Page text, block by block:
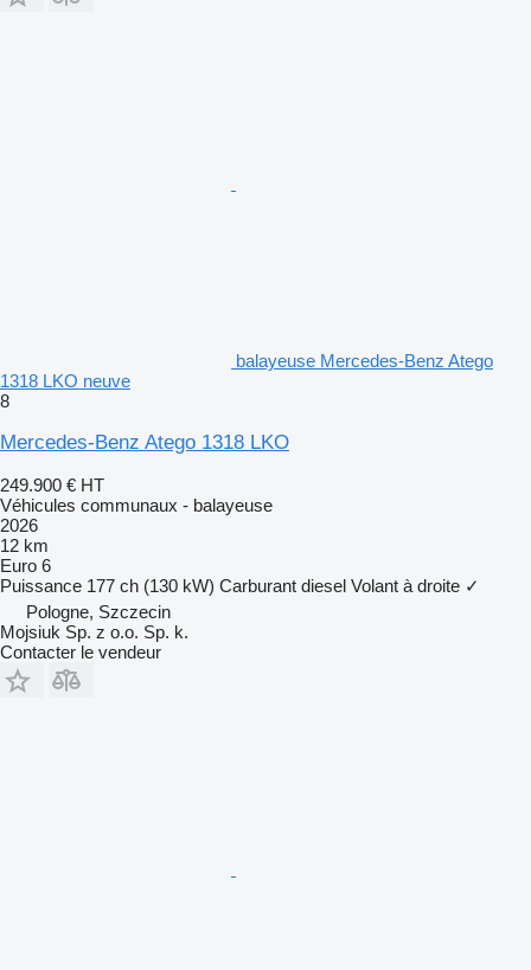
balayeuse Mercedes-Benz Atego
1318 LKO neuve
8
Mercedes-Benz Atego 1318 LKO
249.900 € HT
Véhicules communaux - balayeuse
2026
12 km
Euro 6
Puissance 177 ch (130 kW) Carburant diesel Volant à droite ✓
Pologne, Szczecin
Mojsiuk Sp. z o.o. Sp. k.
Contacter le vendeur